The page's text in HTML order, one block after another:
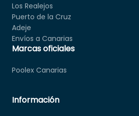
Los Realejos
Puerto de la Cruz
Adeje
Envíos a Canarias
Marcas oficiales
Poolex Canarias
Información